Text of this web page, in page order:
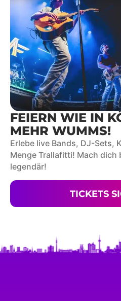
FEIERN WIE IN
MEHR WUMMS!
Erlebe live Bands, DJ-Sets,
Menge Trallafitti! Mach dich
legendär!
TICKETS